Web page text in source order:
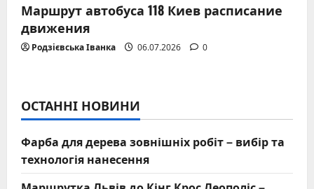
Маршрут автобуса 118 Киев расписание
движения
Родзієвська Іванка 06.07.2026 0
ОСТАННІ НОВИНИ
Фарба для дерева зовнішніх робіт – вибір та
технологія нанесення